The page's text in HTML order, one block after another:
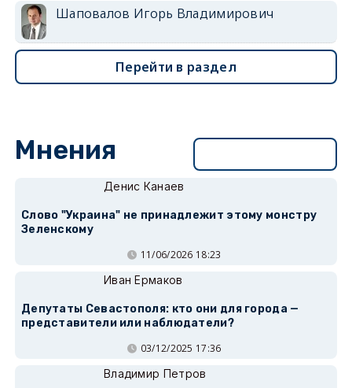
Шаповалов Игорь Владимирович
Перейти в раздел
Мнения
Денис Канаев
Слово "Украина" не принадлежит этому монстру
Зеленскому
11/06/2026 18:23
Иван Ермаков
Депутаты Севастополя: кто они для города —
представители или наблюдатели?
03/12/2025 17:36
Владимир Петров